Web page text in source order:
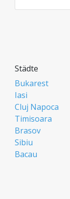
Städte
Bukarest
Iasi
Cluj Napoca
Timisoara
Brasov
Sibiu
Bacau